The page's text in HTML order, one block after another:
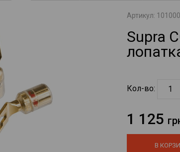
Артикул:
Supra
Кол-во:
1 125
В